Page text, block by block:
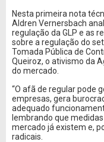
Nesta primeira nota
Aldren Vernersbach
regulação da GLP e as
sobre a regulação do
Tomada Pública de
Queiroz, o ativismo da
do mercado.
“O afã de regular pode
empresas, gera
adequado
lembrando que
mercado já existem e,
radicais.